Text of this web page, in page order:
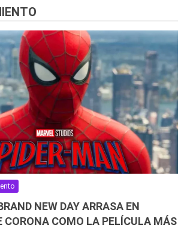
NEW DAY ARRASA EN
CORONA COMO LA PELÍCULA MÁS